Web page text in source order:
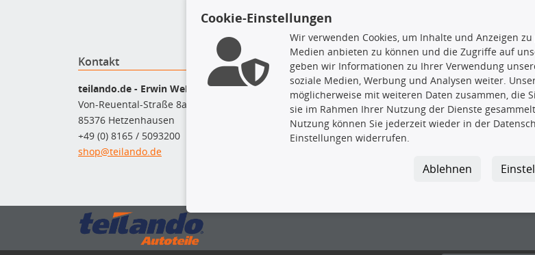
Zahlung & Versand
Kontakt
teilando.de - Erwin Weber GmbH
Von-Reuental-Straße 8a
85376 Hetzenhausen
+49 (0) 8165 / 5093200
shop@teilando.de
Top Produkte
Beleuchtung
Bremsbeläge
Bremsscheiben
Kupplungssatz
Querlenker
TecDoc
Die hier
Es ist zu
TecDoc zu
Bitte prüfen
gesuchten
Gegebenenfalls
Cookie-Einstellungen
Wir verwenden Cookies, um Inhalte und Anzeigen
Medien anbieten zu können und die Zugriffe auf
geben wir Informationen zu Ihrer Verwendung
soziale Medien, Werbung und Analysen weiter.
möglicherweise mit weiteren Daten zusammen, die
sie im Rahmen Ihrer Nutzung der Dienste
Nutzung können Sie jederzeit wieder in der
Einstellungen widerrufen.
Ablehnen